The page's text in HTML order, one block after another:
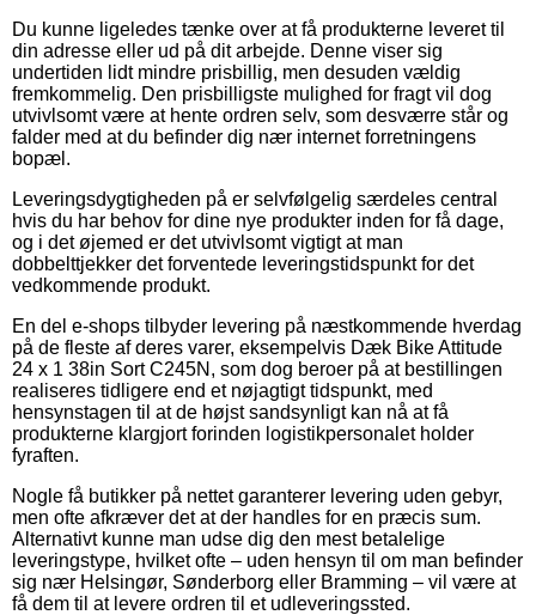
Du kunne ligeledes tænke over at få produkterne leveret til
din adresse eller ud på dit arbejde. Denne viser sig
undertiden lidt mindre prisbillig, men desuden vældig
fremkommelig. Den prisbilligste mulighed for fragt vil dog
utvivlsomt være at hente ordren selv, som desværre står og
falder med at du befinder dig nær internet forretningens
bopæl.
Leveringsdygtigheden på er selvfølgelig særdeles central
hvis du har behov for dine nye produkter inden for få dage,
og i det øjemed er det utvivlsomt vigtigt at man
dobbelttjekker det forventede leveringstidspunkt for det
vedkommende produkt.
En del e-shops tilbyder levering på næstkommende hverdag
på de fleste af deres varer, eksempelvis Dæk Bike Attitude
24 x 1 38in Sort C245N, som dog beroer på at bestillingen
realiseres tidligere end et nøjagtigt tidspunkt, med
hensynstagen til at de højst sandsynligt kan nå at få
produkterne klargjort forinden logistikpersonalet holder
fyraften.
Nogle få butikker på nettet garanterer levering uden gebyr,
men ofte afkræver det at der handles for en præcis sum.
Alternativt kunne man udse dig den mest betalelige
leveringstype, hvilket ofte – uden hensyn til om man befinder
sig nær Helsingør, Sønderborg eller Bramming – vil være at
få dem til at levere ordren til et udleveringssted.